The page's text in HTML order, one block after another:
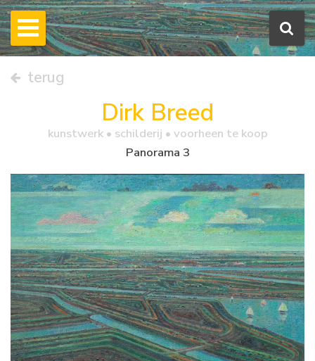
terug
Dirk Breed
kunstwerk • schilderij • voorheen te koop
Panorama 3